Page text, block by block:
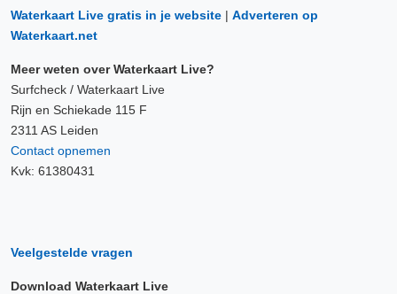
Waterkaart Live gratis in je website | Adverteren op
Waterkaart.net
Meer weten over Waterkaart Live?
Surfcheck / Waterkaart Live
Rijn en Schiekade 115 F
2311 AS Leiden
Contact opnemen
Kvk: 61380431
Veelgestelde vragen
Download Waterkaart Live